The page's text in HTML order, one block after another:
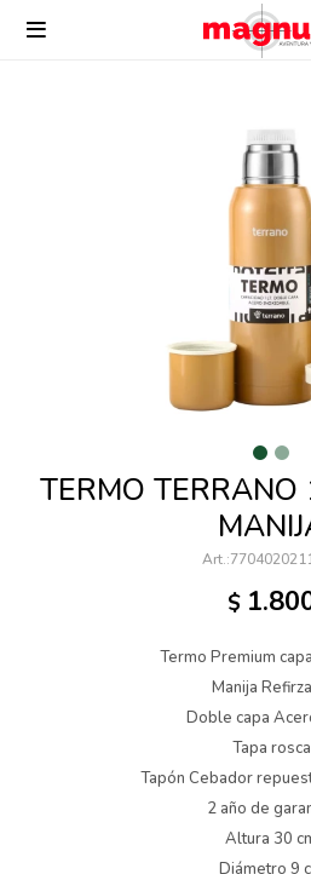

TERMO TERRANO
$
Termo Premium
Manija
Doble capa
Tapa rosca
Tapón Cebador
2 año de
Altura 30
Diámetro 9